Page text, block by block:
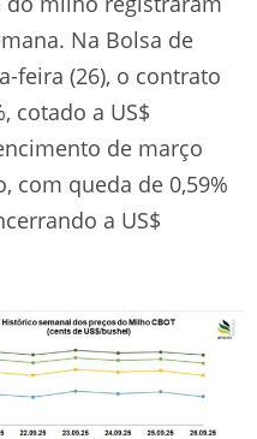
Na Bolsa de
feira (26), o contrato
cotado a US$
de março
com queda de 0,59%
a US$